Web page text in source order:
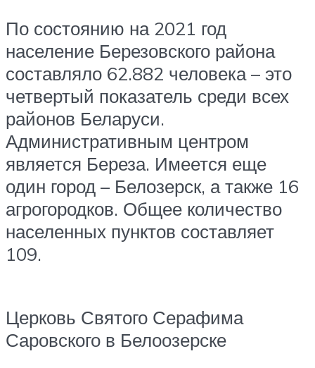
По состоянию на 2021 год
население Березовского района
составляло 62.882 человека – это
четвертый показатель среди всех
районов Беларуси.
Административным центром
является Береза. Имеется еще
один город – Белозерск, а также 16
агрогородков. Общее количество
населенных пунктов составляет
109.
Церковь Святого Серафима
Саровского в Белоозерске